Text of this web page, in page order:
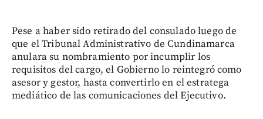
Pese a haber sido retirado del consulado luego de
que el Tribunal Administrativo de Cundinamarca
anulara su nombramiento por incumplir los
requisitos del cargo, el Gobierno lo reintegró como
asesor y gestor, hasta convertirlo en el estratega
mediático de las comunicaciones del Ejecutivo.